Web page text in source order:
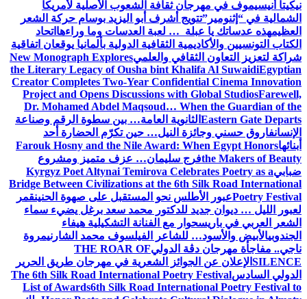
نيكيتا أنيسيموف في مهرجان ثقافة الشعوب الأصلية لأمريكا
الشمالية في “إثنومير”تتويج أشرف أبو اليزيد بوسام حركة الشعر
العظيمهذه عدساتك يا عبلة … لعبة العدسات وما وراءها اتحاد
الكتاب التونسيين والأكاديمية الثقافية الدولية بألمانيا يوقعان اتفاقية
شراكة لتعزيز التعاون الثقافي والعلميNew Monograph Explores
the Literary Legacy of Ousha bint Khalifa Al SuwaidiEgyptian
Creator Completes Two-Year Confidential Cinema Innovation
Project and Opens Discussions with Global StudiosFarewell,
Dr. Mohamed Abdel Maqsoud… When the Guardian of the
Eastern Gate Departs الثانوية العامة… بين سطوة الرقم وصناعة
الإنسانفاروق حسني وجائزة النيل… حين تكرّم الحضارة أحد
أبنائهاFarouk Hosny and the Nile Award: When Egypt Honors
the Makers of Beautyفرج سليمان… عزف متميز ومشروع
ضبابيKyrgyz Poet Altynai Temirova Celebrates Poetry as a
Bridge Between Civilizations at the 6th Silk Road International
Poetry Festivalعبور الأطلس نحو المستقبل على صهوة الحنينقمر
لعبور الليل … ديوان جديد للدكتور محمد سعد برغل يضيء سماء
الشعر العربي في باريسحوار مع الفنانة التشكيلية هيفاء
الجندوبيالأبيض والأسود… للشاعر الفيلسوف محمد الشارنيمروة
ناجي.. مفاجأة مهرجان دڨة الدوليTHE ROAR OF
SILENCE الإعلان عن الجوائز الشعرية في مهرجان طريق الحرير
الدولي السادسThe 6th Silk Road International Poetry Festival
List of Awards6th Silk Road International Poetry Festival to